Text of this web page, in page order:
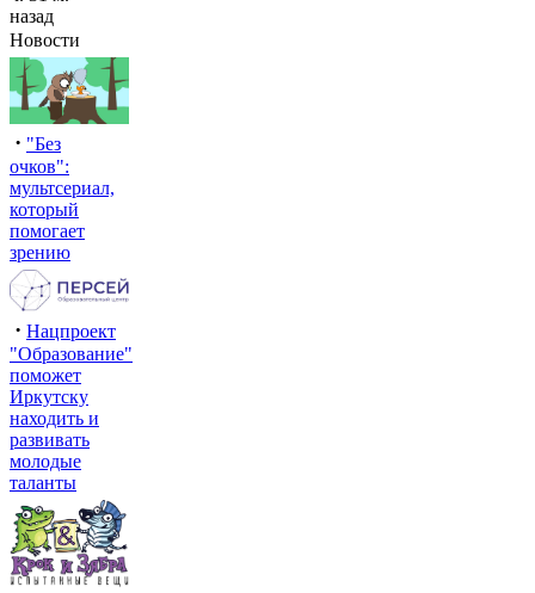
назад
Новости
· "Без
очков":
мультсериал,
который
помогает
зрению
· Нацпроект
"Образование"
поможет
Иркутску
находить и
развивать
молодые
таланты